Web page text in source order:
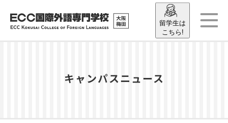
留学生は
こちら!
キャンパスニュース